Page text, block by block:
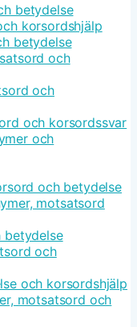
betydelse
korsordshjälp
betydelse
och
och
och korsordssvar
och
och betydelse
motsatsord
betydelse
och
och korsordshjälp
motsatsord och